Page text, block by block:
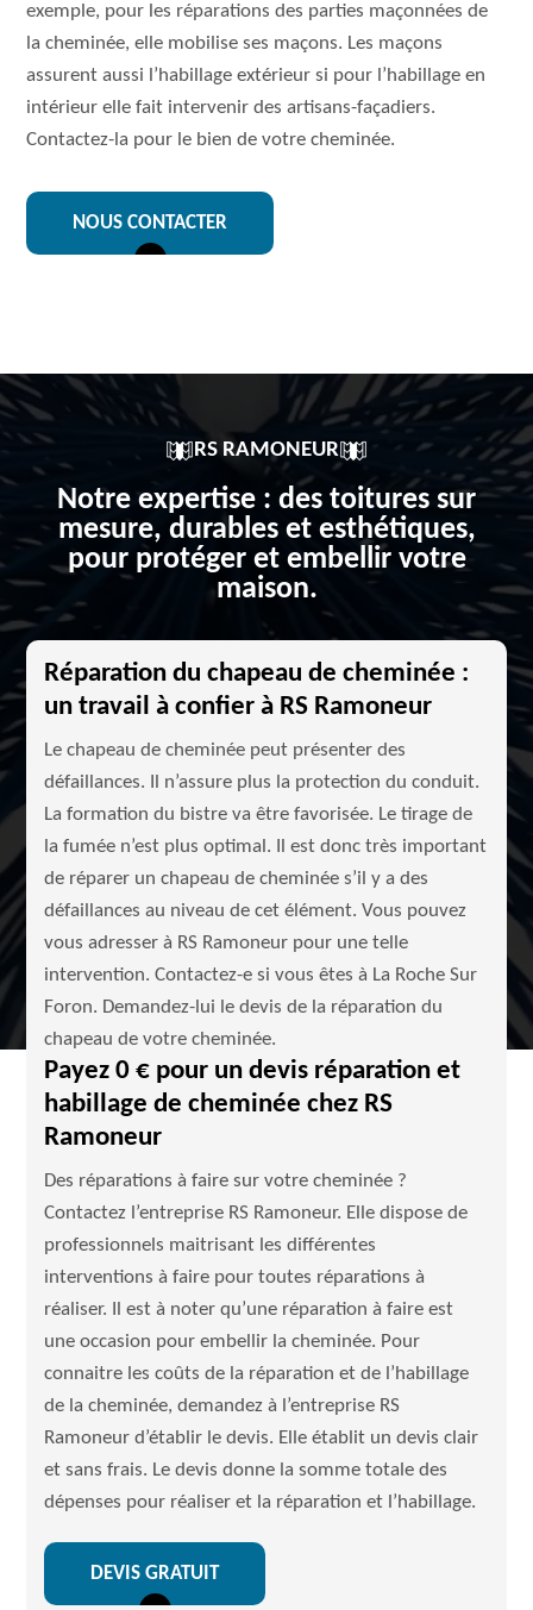
exemple, pour les réparations des parties maçonnées de
la cheminée, elle mobilise ses maçons. Les maçons
assurent aussi l’habillage extérieur si pour l’habillage en
intérieur elle fait intervenir des artisans-façadiers.
Contactez-la pour le bien de votre cheminée.
NOUS CONTACTER
RS RAMONEUR
Notre expertise : des toitures sur
mesure, durables et esthétiques,
pour protéger et embellir votre
maison.
Réparation du chapeau de cheminée :
un travail à confier à RS Ramoneur
Le chapeau de cheminée peut présenter des
défaillances. Il n’assure plus la protection du conduit.
La formation du bistre va être favorisée. Le tirage de
la fumée n’est plus optimal. Il est donc très important
de réparer un chapeau de cheminée s’il y a des
défaillances au niveau de cet élément. Vous pouvez
vous adresser à RS Ramoneur pour une telle
intervention. Contactez-e si vous êtes à La Roche Sur
Foron. Demandez-lui le devis de la réparation du
chapeau de votre cheminée.
Payez 0 € pour un devis réparation et
habillage de cheminée chez RS
Ramoneur
Des réparations à faire sur votre cheminée ?
Contactez l’entreprise RS Ramoneur. Elle dispose de
professionnels maitrisant les différentes
interventions à faire pour toutes réparations à
réaliser. Il est à noter qu’une réparation à faire est
une occasion pour embellir la cheminée. Pour
connaitre les coûts de la réparation et de l’habillage
de la cheminée, demandez à l’entreprise RS
Ramoneur d’établir le devis. Elle établit un devis clair
et sans frais. Le devis donne la somme totale des
dépenses pour réaliser et la réparation et l’habillage.
DEVIS GRATUIT